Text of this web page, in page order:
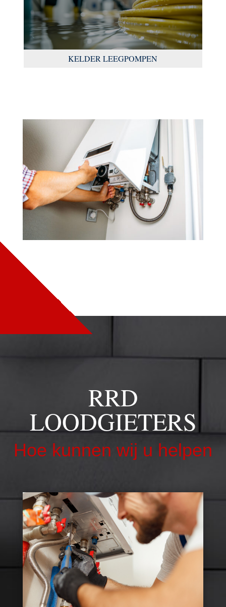
KELDER LEEGPOMPEN
RRD
LOODGIETERS
Hoe kunnen wij u helpen